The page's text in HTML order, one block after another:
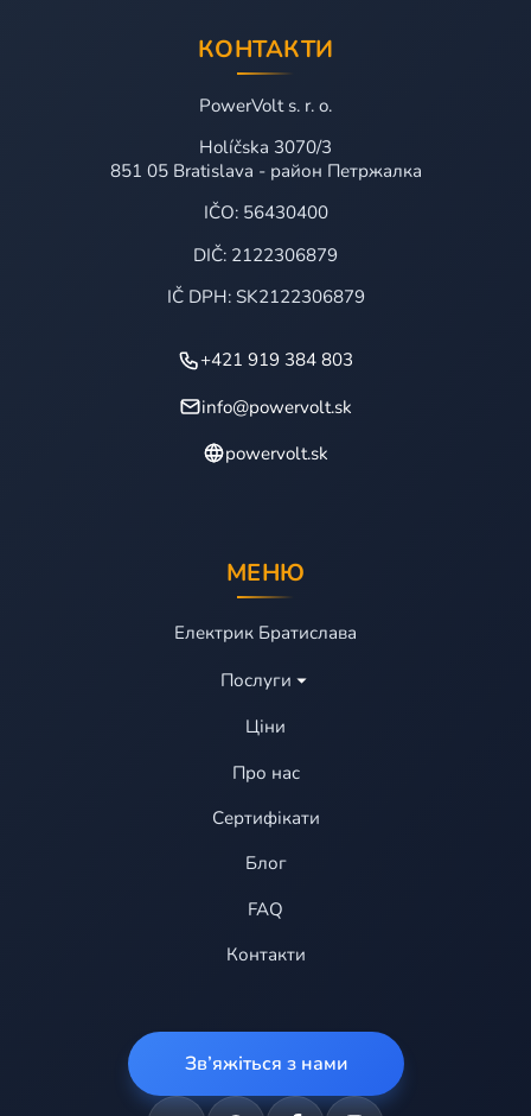
КОНТАКТИ
PowerVolt s. r. o.
Holíčska 3070/3
851 05 Bratislava - район Петржалка
IČO: 56430400
DIČ: 2122306879
IČ DPH: SK2122306879
+421 919 384 803
info@powervolt.sk
powervolt.sk
МЕНЮ
Електрик Братислава
Послуги
Ціни
Про нас
Сертифікати
Блог
FAQ
Контакти
Зв’яжіться з нами